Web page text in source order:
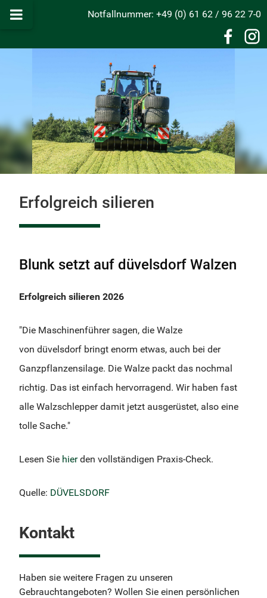
Notfallnummer: +49 (0) 61 62 / 96 22 7-0
Erfolgreich silieren
Blunk setzt auf düvelsdorf Walzen
Erfolgreich silieren 2026
"Die Maschinenführer sagen, die Walze
von düvelsdorf bringt enorm etwas, auch bei der
Ganzpflanzensilage. Die Walze packt das nochmal
richtig. Das ist einfach hervorragend. Wir haben fast
alle Walzschlepper damit jetzt ausgerüstet, also eine
tolle Sache."
Lesen Sie hierden vollständigen Praxis-Check.
Quelle: DÜVELSDORF
Kontakt
Haben sie weitere Fragen zu unseren
Gebrauchtangeboten? Wollen Sie einen persönlichen